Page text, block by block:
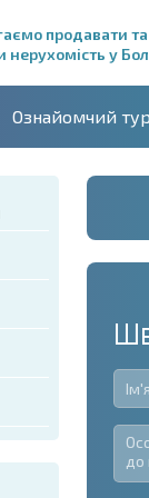
продавати та
нерухомість у
Ознайомчий тур